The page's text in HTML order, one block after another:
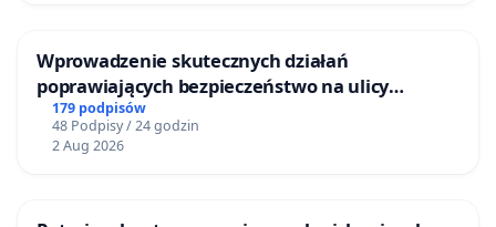
Wprowadzenie skutecznych działań
poprawiających bezpieczeństwo na ulicy
Żeromskiego w Otwocku
179 podpisów
48 Podpisy / 24 godzin
2 Aug 2026